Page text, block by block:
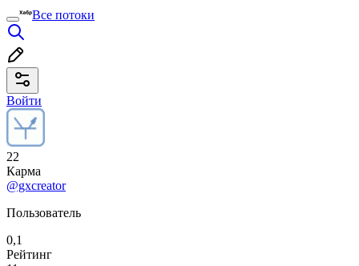
Все потоки
Войти
22
Карма
@gxcreator
Пользователь
0,1
Рейтинг